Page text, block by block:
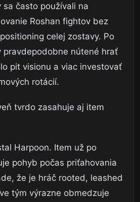
často používali na
Roshan fightov bez
celej zostavy. Po
pravdepodobne nútené hrať
pit visionu a viac investovať
rotácií.
tvrdo zasahuje aj item
Harpoon. Item už po
pohyb počas priťahovania
že je hráč rooted, leashed
tým výrazne obmedzuje